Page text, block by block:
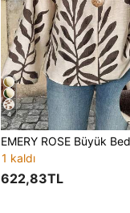
4
1 kaldı
622,83TL